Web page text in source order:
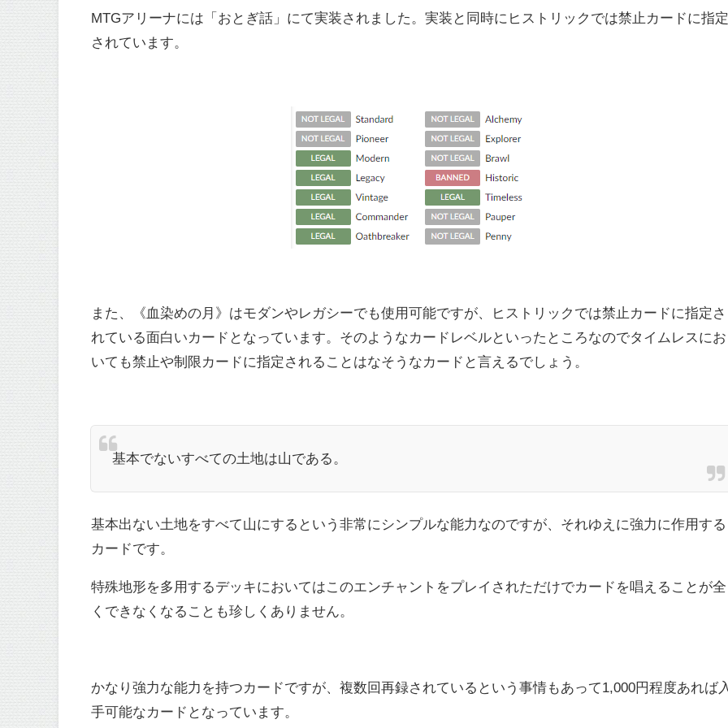
MTGアリーナには「おとぎ話」にて実装されました。実装と同時にヒストリックでは禁止カードに指定
されています。
また、《血染めの月》はモダンやレガシーでも使用可能ですが、ヒストリックでは禁止カードに指定さ
れている面白いカードとなっています。そのようなカードレベルといったところなのでタイムレスにお
いても禁止や制限カードに指定されることはなそうなカードと言えるでしょう。
基本でないすべての土地は山である。
基本出ない土地をすべて山にするという非常にシンプルな能力なのですが、それゆえに強力に作用する
カードです。
特殊地形を多用するデッキにおいてはこのエンチャントをプレイされただけでカードを唱えることが全
くできなくなることも珍しくありません。
かなり強力な能力を持つカードですが、複数回再録されているという事情もあって1,000円程度あれば
手可能なカードとなっています。